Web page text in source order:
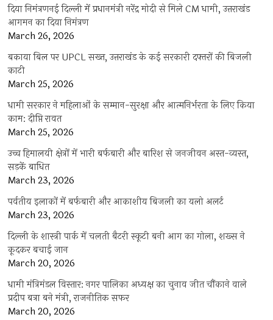
दिया निमंत्रणनई दिल्ली में प्रधानमंत्री नरेंद्र मोदी से मिले CM धामी, उत्तराखंड
आगमन का दिया निमंत्रण
March 26, 2026
बकाया बिल पर UPCL सख्त, उत्तराखंड के कई सरकारी दफ्तरों की बिजली
काटी
March 25, 2026
धामी सरकार ने महिलाओं के सम्मान-सुरक्षा और आत्मनिर्भरता के लिए किया
काम: दीप्ति रावत
March 25, 2026
उच्च हिमालयी क्षेत्रों में भारी बर्फबारी और बारिश से जनजीवन अस्त-व्यस्त,
सड़कें बाधित
March 23, 2026
पर्वतीय इलाकों में बर्फबारी और आकाशीय बिजली का यलो अलर्ट
March 23, 2026
दिल्ली के शास्त्री पार्क में चलती बैटरी स्कूटी बनी आग का गोला, शख्स ने
कूदकर बचाई जान
March 20, 2026
धामी मंत्रिमंडल विस्तार: नगर पालिका अध्यक्ष का चुनाव जीत चौंकाने वाले
प्रदीप बत्रा बने मंत्री, राजनीतिक सफर
March 20, 2026